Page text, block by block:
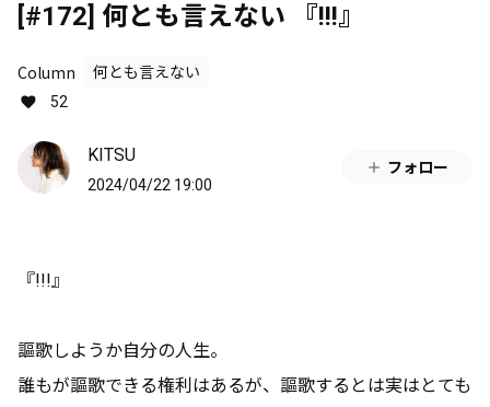
[#172] 何とも言えない 『!!!』
Column
何とも言えない
52
KITSU
2024/04/22 19:00
フォロー
『!!!』
謳歌しようか自分の人生。
誰もが謳歌できる権利はあるが、謳歌するとは実はとても